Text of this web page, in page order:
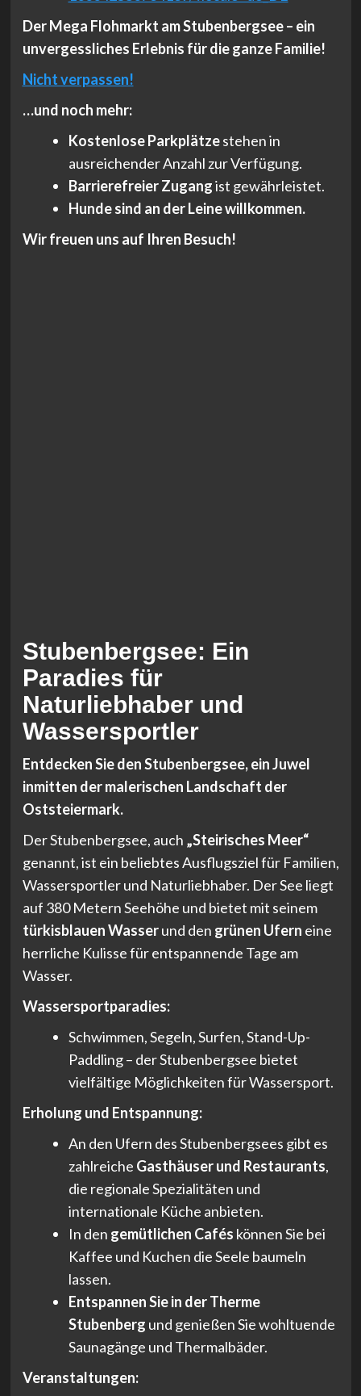
Der Mega Flohmarkt am Stubenbergsee – ein
unvergessliches Erlebnis für die ganze Familie!
Nicht verpassen!
…und noch mehr:
Kostenlose Parkplätzestehen in
ausreichender Anzahl zur Verfügung.
Barrierefreier Zugangist gewährleistet.
Hunde sind an der Leine willkommen.
Wir freuen uns auf Ihren Besuch!
Stubenbergsee: Ein
Paradies für
Naturliebhaber und
Wassersportler
Entdecken Sie den Stubenbergsee, ein Juwel
inmitten der malerischen Landschaft der
Oststeiermark.
Der Stubenbergsee, auch „Steirisches Meer“
genannt, ist ein beliebtes Ausflugsziel für Familien,
Wassersportler und Naturliebhaber. Der See liegt
auf 380 Metern Seehöhe und bietet mit seinem
türkisblauen Wasserund den grünen Ufern eine
herrliche Kulisse für entspannende Tage am
Wasser.
Wassersportparadies:
Schwimmen, Segeln, Surfen, Stand-Up-
Paddling – der Stubenbergsee bietet
vielfältige Möglichkeiten für Wassersport.
Erholung und Entspannung:
An den Ufern des Stubenbergsees gibt es
zahlreiche Gasthäuser und Restaurants,
die regionale Spezialitäten und
internationale Küche anbieten.
In den gemütlichen Cafés können Sie bei
Kaffee und Kuchen die Seele baumeln
lassen.
Entspannen Sie in der Therme
Stubenberg und genießen Sie wohltuende
Saunagänge und Thermalbäder.
Veranstaltungen: